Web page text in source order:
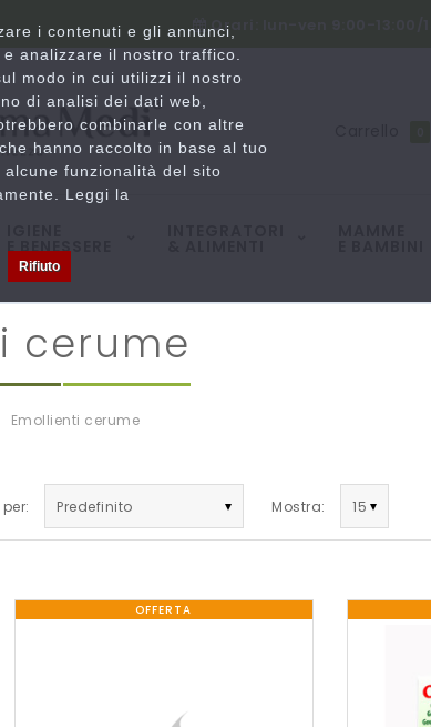
Orari: lun-ven 9:00-13:00/
E BENESSERE
cerume
emollienti cerume
Mostra:
OFFERTA
i contenuti e gli annunci,
analizzare il nostro traffico.
modo in cui utilizzi il nostro
di analisi dei dati web,
combinarle con altre
hanno raccolto in base al tuo
funzionalità del sito
Leggi la
Rifiuto